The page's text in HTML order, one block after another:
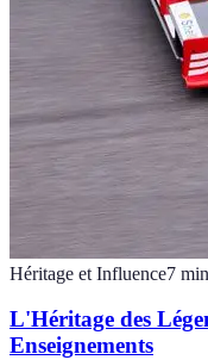
Héritage et Influence7 min
L'Héritage des
Enseignements